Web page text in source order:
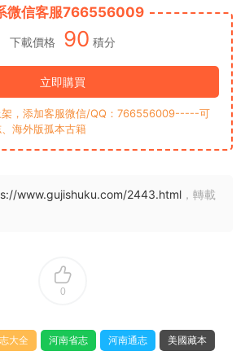
微信客服766556009
下載價格 90 積分
立即購買
架，添加客服微信/QQ：766556009-----可
海外版孤本古籍
www.gujishuku.com/2443.html ，轉載
0
大全 河南省志 河南通志 美國藏本